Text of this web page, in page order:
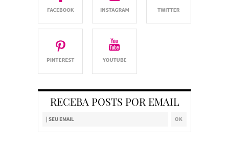
RECEBA POSTS POR EMAIL